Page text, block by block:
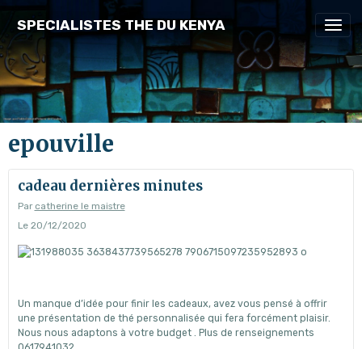
SPECIALISTES THE DU KENYA
epouville
cadeau dernières minutes
Par catherine le maistre
Le 20/12/2020
Un manque d’idée pour finir les cadeaux, avez vous pensé à offrir
une présentation de thé personnalisée qui fera forcément plaisir.
Nous nous adaptons à votre budget . Plus de renseignements